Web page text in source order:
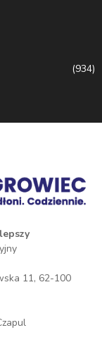
(934)
11, 62-100